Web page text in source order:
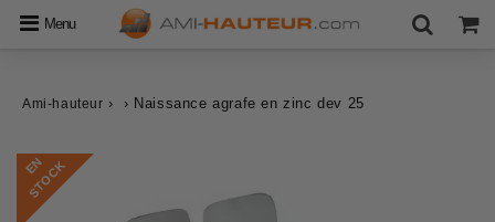
Menu
Ami-hauteur › › Naissance agrafe en zinc dev 25
E
N
S
T
O
C
K